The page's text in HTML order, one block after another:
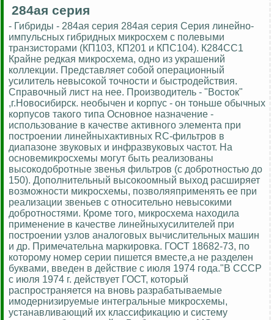
284ая серия
- Гибриды - 284ая серия 284ая серия Серия линейно-
импульсных гибридных микросхем с полевыми
транзисторами (КП103, КП201 и КПС104). К284СС1
Крайне редкая микросхема, одно из украшений
коллекции. Представляет собой операционный
усилитель невысокой точности и быстродействия.
Справочный лист на нее. Производитель - "Восток"
,г.Новосибирск. необычен и корпус - он тоньше обычных
корпусов такого типа Основное назначение -
использование в качестве активного элемента при
построении линейныхактивных RC-фильтров в
диапазоне звуковых и инфразвуковых частот. На
основемикросхемы могут быть реализованы
высокодобротные звенья фильтров (с добротностью до
150). Дополнительный высокоомный выход расширяет
возможности микросхемы, позволяяприменять ее при
реализации звеньев с относительно невысокими
добротностями. Кроме того, микросхема находила
применение в качестве линейныхусилителей при
построении узлов аналоговых вычислительных машин
и др. Примечательна маркировка. ГОСТ 18682-73, по
которому номер серии пишется вместе,а не разделен
буквами, введен в действие с июля 1974 года."В СССР
с июля 1974 г. действует ГОСТ, который
распространяется на вновь разрабатываемые
имодернизируемые интегральные микросхемы,
устанавливающий их классификацию и систему